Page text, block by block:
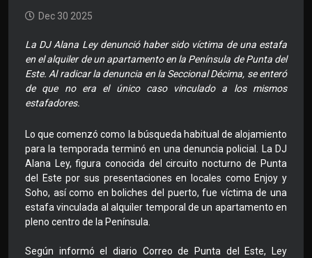
Dec 30 2025
La DJ Alana Ley denunció haber sido víctima de una estafa
en el alquiler de un apartamento en la Península de Punta del
Este. Al radicar la denuncia en la Seccional Décima, se enteró
de que no era el único caso vinculado a los mismos
estafadores.
Lo que comenzó como la búsqueda habitual de alojamiento
para la temporada terminó en una denuncia policial. La DJ
Alana Ley, figura conocida del circuito nocturno de Punta
del Este por sus presentaciones en locales como Enjoy y
Soho, así como en boliches del puerto, fue víctima de una
estafa vinculada al alquiler temporal de un apartamento en
pleno centro de la Península.
Según informó el diario Correo de Punta del Este, Ley